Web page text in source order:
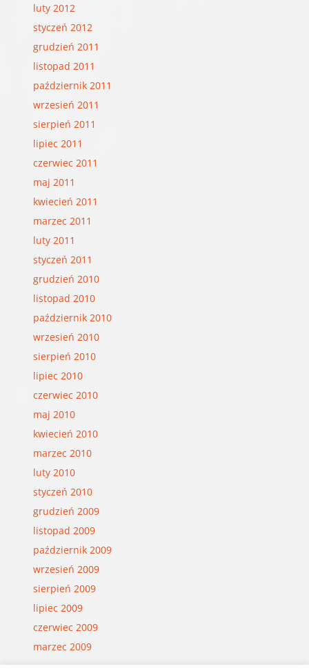
luty 2012
styczeń 2012
grudzień 2011
listopad 2011
październik 2011
wrzesień 2011
sierpień 2011
lipiec 2011
czerwiec 2011
maj 2011
kwiecień 2011
marzec 2011
luty 2011
styczeń 2011
grudzień 2010
listopad 2010
październik 2010
wrzesień 2010
sierpień 2010
lipiec 2010
czerwiec 2010
maj 2010
kwiecień 2010
marzec 2010
luty 2010
styczeń 2010
grudzień 2009
listopad 2009
październik 2009
wrzesień 2009
sierpień 2009
lipiec 2009
czerwiec 2009
marzec 2009